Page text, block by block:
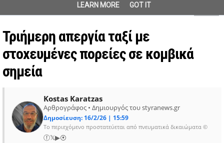
Τριήμερη απεργία ταξί με
στοχευμένες πορείες σε κομβικά
σημεία
Kostas Karatzas
Αρθρογράφος • Δημιουργός του styranews.gr
Δημοσίευση: 16/2/26 | 15:59
Το περιεχόμενο προστατεύεται από πνευματικά δικαιώματα ©
ⓕ𝕏▶⦿
LEARN MORE GOT IT